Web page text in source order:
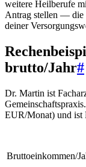
weitere Heilberufe
Antrag stellen — die
deiner
brutto/Jahr#
Dr. Martin ist
EUR/Monat) und ist
Bruttoeinkommen/